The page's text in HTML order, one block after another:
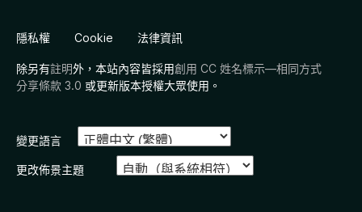
隱私權 Cookie 法律資訊
除另有註明外，本站內容皆採用創用 CC 姓名標示—相同方式
分享條款 3.0 或更新版本授權大眾使用。
變更語言
更改佈景主題